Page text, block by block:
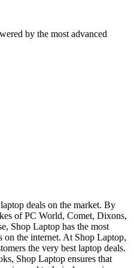
by the most advanced
deals on the market. By
of PC World, Comet, Dixons,
Shop Laptop has the most
on the internet. At Shop Laptop,
the very best laptop deals.
Shop Laptop ensures that